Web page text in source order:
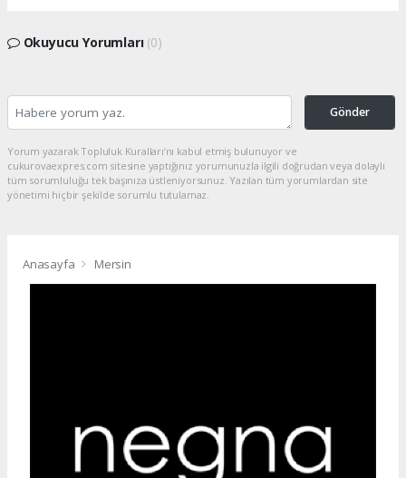
Okuyucu Yorumları (0)
Gönder
Yorum yazarak Topluluk Kuralları’nı kabul etmiş bulunuyor ve
cukurovaexpres.com sitesine yaptığınız yorumunuzla ilgili doğrudan veya dolaylı
tüm sorumluluğu tek başınıza üstleniyorsunuz. Yazılan tüm yorumlardan site
yönetimi hiçbir şekilde sorumlu tutulamaz.
Anasayfa Mersin